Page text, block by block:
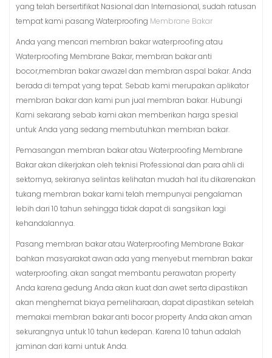
yang telah bersertifikat Nasional dan Internasional, sudah ratusan
tempat kami pasang Waterproofing Membrane Bakar
Anda yang mencari membran bakar waterproofing atau
Waterproofing Membrane Bakar, membran bakar anti
bocor,membran bakar awazel dan membran aspal bakar. Anda
berada di tempat yang tepat. Sebab kami merupakan aplikator
membran bakar dan kami pun jual membran bakar. Hubungi
Kami sekarang sebab kami akan memberikan harga spesial
untuk Anda yang sedang membutuhkan membran bakar.
Pemasangan membran bakar atau Waterproofing Membrane
Bakar akan dikerjakan oleh teknisi Professional dan para ahli di
sektornya, sekiranya selintas kelihatan mudah hal itu dikarenakan
tukang membran bakar kami telah mempunyai pengalaman
lebih dari 10 tahun sehingga tidak dapat di sangsikan lagi
kehandalannya.
Pasang membran bakar atau Waterproofing Membrane Bakar
bahkan masyarakat awan ada yang menyebut membran bakar
waterproofing. akan sangat membantu perawatan property
Anda karena gedung Anda akan kuat dan awet serta dipastikan
akan menghemat biaya pemeliharaan, dapat dipastikan setelah
memakai membran bakar anti bocor property Anda akan aman
sekurangnya untuk 10 tahun kedepan. Karena 10 tahun adalah
jaminan dari kami untuk Anda.